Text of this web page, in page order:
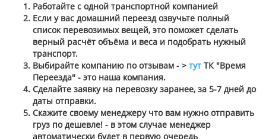
Работайте с одной транспортной компанией
Если у вас домашний переезд озвучьте полный
список перевозимых вещей, это поможет сделать
верный расчёт объёма и веса и подобрать нужный
транспорт.
Выбирайте компанию по отзывам - > тут ТК "Время
Переезда" - это наша компания.
Сделайте заявку на перевозку заранее, за 5-7 дней до
даты отправки.
Скажите своему менеджеру что вам нужно отправить
груз по дешевле! - в этом случае менеджер
автоматически будет в первую очередь